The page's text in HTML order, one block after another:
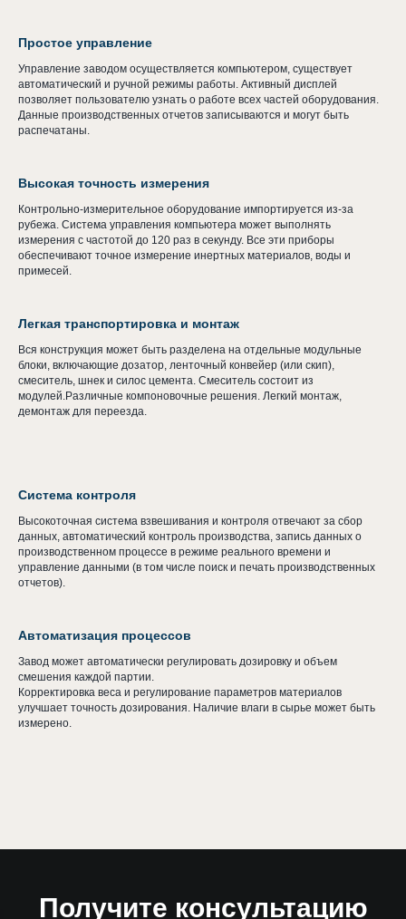
Простое управление
Управление заводом осуществляется компьютером, существует
автоматический и ручной режимы работы. Активный дисплей
позволяет пользователю узнать о работе всех частей оборудования.
Данные производственных отчетов записываются и могут быть
распечатаны.
Высокая точность измерения
Контрольно-измерительное оборудование импортируется из-за
рубежа. Система управления компьютера может выполнять
измерения с частотой до 120 раз в секунду. Все эти приборы
обеспечивают точное измерение инертных материалов, воды и
примесей.
Легкая транспортировка и монтаж
Вся конструкция может быть разделена на отдельные модульные
блоки, включающие дозатор, ленточный конвейер (или скип),
смеситель, шнек и силос цемента. Смеситель состоит из
модулей.Различные компоновочные решения. Легкий монтаж,
демонтаж для переезда.
Система контроля
Высокоточная система взвешивания и контроля отвечают за сбор
данных, автоматический контроль производства, запись данных о
производственном процессе в режиме реального времени и
управление данными (в том числе поиск и печать производственных
отчетов).
Автоматизация процессов
Завод может автоматически регулировать дозировку и объем
смешения каждой партии.
Корректировка веса и регулирование параметров материалов
улучшает точность дозирования. Наличие влаги в сырье может быть
измерено.
Получите консультацию